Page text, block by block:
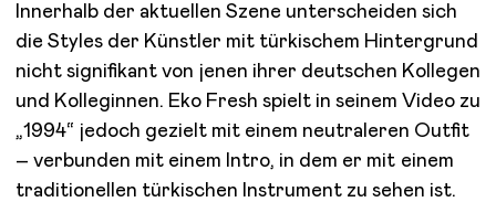
Innerhalb der aktuellen Szene unterscheiden sich
die Styles der Künstler mit türkischem Hintergrund
nicht signifikant von jenen ihrer deutschen Kollegen
und Kolleginnen. Eko Fresh spielt in seinem Video zu
„1994“ jedoch gezielt mit einem neutraleren Outfit
– verbunden mit einem Intro, in dem er mit einem
traditionellen türkischen Instrument zu sehen ist.